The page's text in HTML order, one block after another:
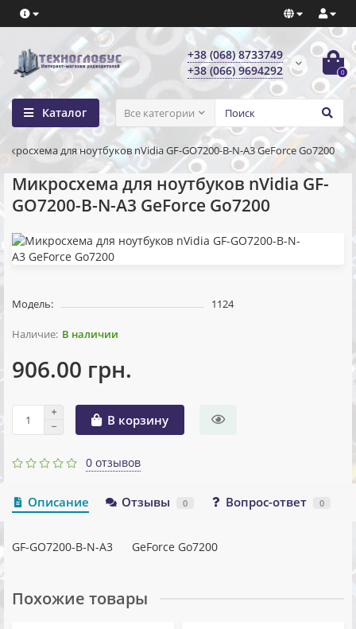
+38 (068) 8733749
+38 (066) 9694292
0
Каталог Все категории
для ноутбуков nVidia GF-GO7200-B-N-A3 GeForce Go7200
Микросхема для ноутбуков nVidia GF-
GO7200-B-N-A3 GeForce Go7200
Модель: 1124
В наличии
906.00 грн.
В корзину
0 отзывов
Описание Отзывы 0 Вопрос-ответ 0
GF-GO7200-B-N-A3 GeForce Go7200
Похожие товары